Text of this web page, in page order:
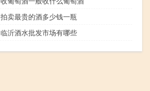
拍卖最贵的酒多少钱一瓶
临沂酒水批发市场有哪些